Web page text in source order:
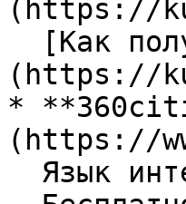
(https://
(https://
*
(https://